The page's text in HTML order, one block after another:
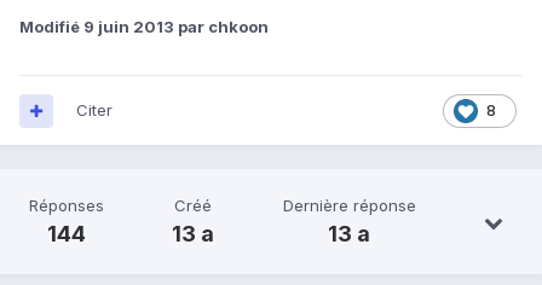
Modifié 9 juin 2013 par chkoon
8
Citer
Réponses
144
Créé
13 a
Dernière réponse
13 a